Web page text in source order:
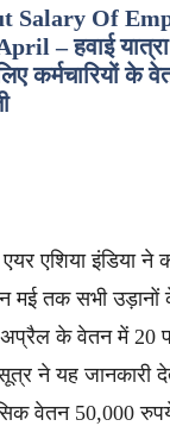
Salary Of
– हवाई
कर्मचारियों के
एशिया इंडिया ने
मई तक सभी उड़ानों
अप्रैल के वेतन में 20
ने यह जानकारी
वेतन 50,000